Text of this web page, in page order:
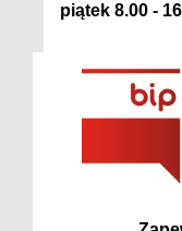
piątek 8.00 -